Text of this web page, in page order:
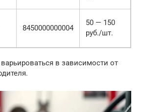
8450000000004
50 — 150
руб./шт.
в зависимости от